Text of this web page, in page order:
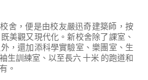
，便是由校友嚴迅奇建築師，按
美觀又現代化。新校舍除了課室、
，還加添科學實驗室、樂團室、生
生訓練室、以至長六 十米 的跑道和
。